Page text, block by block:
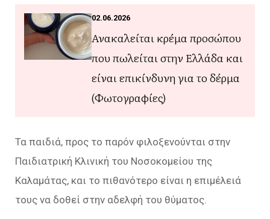
02.06.2026
Ανακαλείται κρέμα προσώπου
που πωλείται στην Ελλάδα και
είναι επικίνδυνη για το δέρμα
(Φωτογραφίες)
Τα παιδιά, προς το παρόν φιλοξενούνται στην
Παιδιατρική Κλινική του Νοσοκομείου της
Καλαμάτας, και το πιθανότερο είναι η επιμέλειά
τους να δοθεί στην αδελφή του θύματος.